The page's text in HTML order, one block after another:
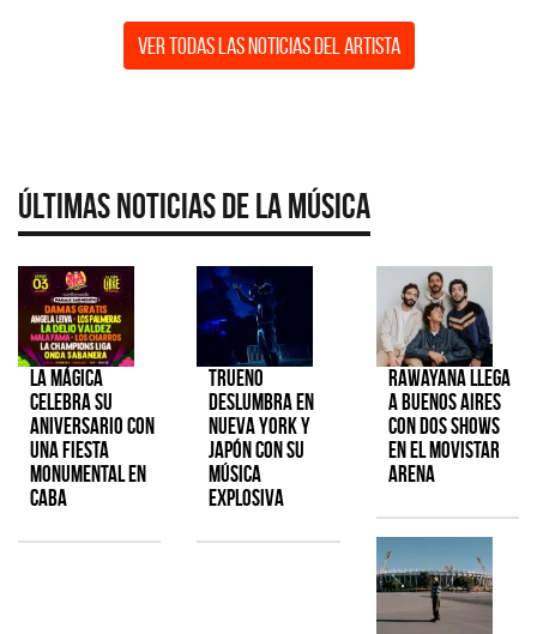
Ver todas las noticias del artista
Últimas Noticias de la Música
La Mágica
celebra su
aniversario con
una fiesta
monumental en
CABA
TRUENO
deslumbra en
Nueva York y
Japón con su
música
explosiva
Rawayana llega
a Buenos Aires
con dos shows
en el Movistar
Arena